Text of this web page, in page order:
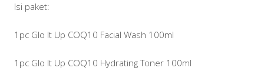
Isi paket:
1pc Glo It Up COQ10 Facial Wash 100ml
1pc Glo It Up COQ10 Hydrating Toner 100ml